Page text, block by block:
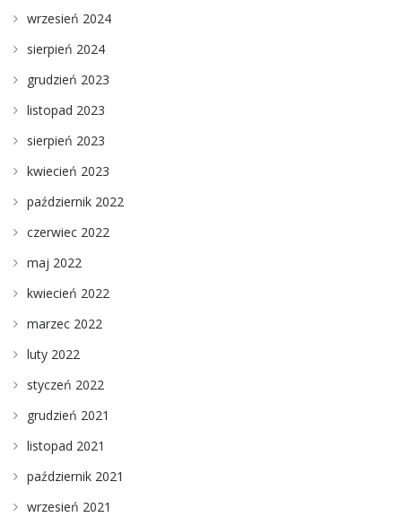
wrzesień 2024
sierpień 2024
grudzień 2023
listopad 2023
sierpień 2023
kwiecień 2023
październik 2022
czerwiec 2022
maj 2022
kwiecień 2022
marzec 2022
luty 2022
styczeń 2022
grudzień 2021
listopad 2021
październik 2021
wrzesień 2021